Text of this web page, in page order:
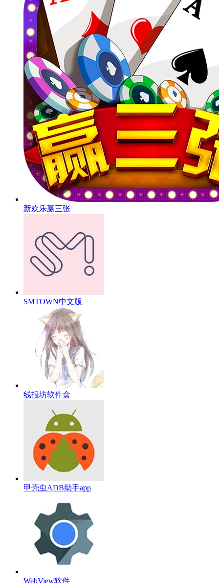
新欢乐赢三张
SMTOWN中文版
线报坊软件盒
甲壳虫ADB助手app
WebView软件